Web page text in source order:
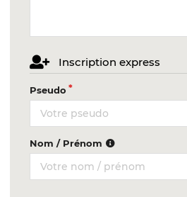
Inscription express
Pseudo
Nom / Prénom